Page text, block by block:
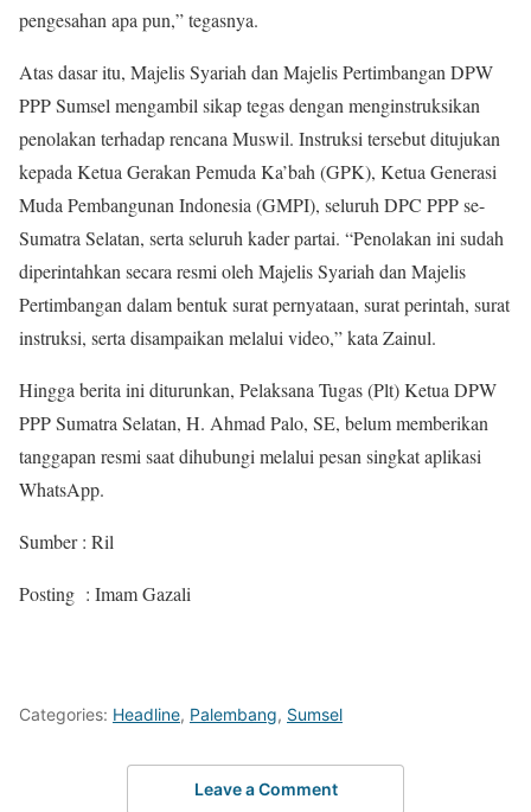
pengesahan apa pun,” tegasnya.
Atas dasar itu, Majelis Syariah dan Majelis Pertimbangan DPW
PPP Sumsel mengambil sikap tegas dengan menginstruksikan
penolakan terhadap rencana Muswil. Instruksi tersebut ditujukan
kepada Ketua Gerakan Pemuda Ka’bah (GPK), Ketua Generasi
Muda Pembangunan Indonesia (GMPI), seluruh DPC PPP se-
Sumatra Selatan, serta seluruh kader partai. “Penolakan ini sudah
diperintahkan secara resmi oleh Majelis Syariah dan Majelis
Pertimbangan dalam bentuk surat pernyataan, surat perintah, surat
instruksi, serta disampaikan melalui video,” kata Zainul.
Hingga berita ini diturunkan, Pelaksana Tugas (Plt) Ketua DPW
PPP Sumatra Selatan, H. Ahmad Palo, SE, belum memberikan
tanggapan resmi saat dihubungi melalui pesan singkat aplikasi
WhatsApp.
Sumber : Ril
Posting : Imam Gazali
Categories: Headline, Palembang, Sumsel
Leave a Comment